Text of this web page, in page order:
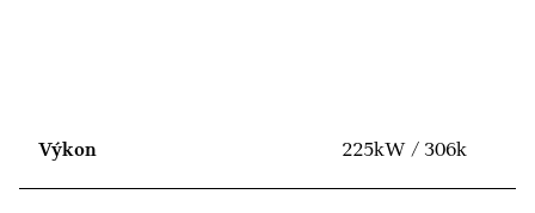
Výkon 225kW / 306k